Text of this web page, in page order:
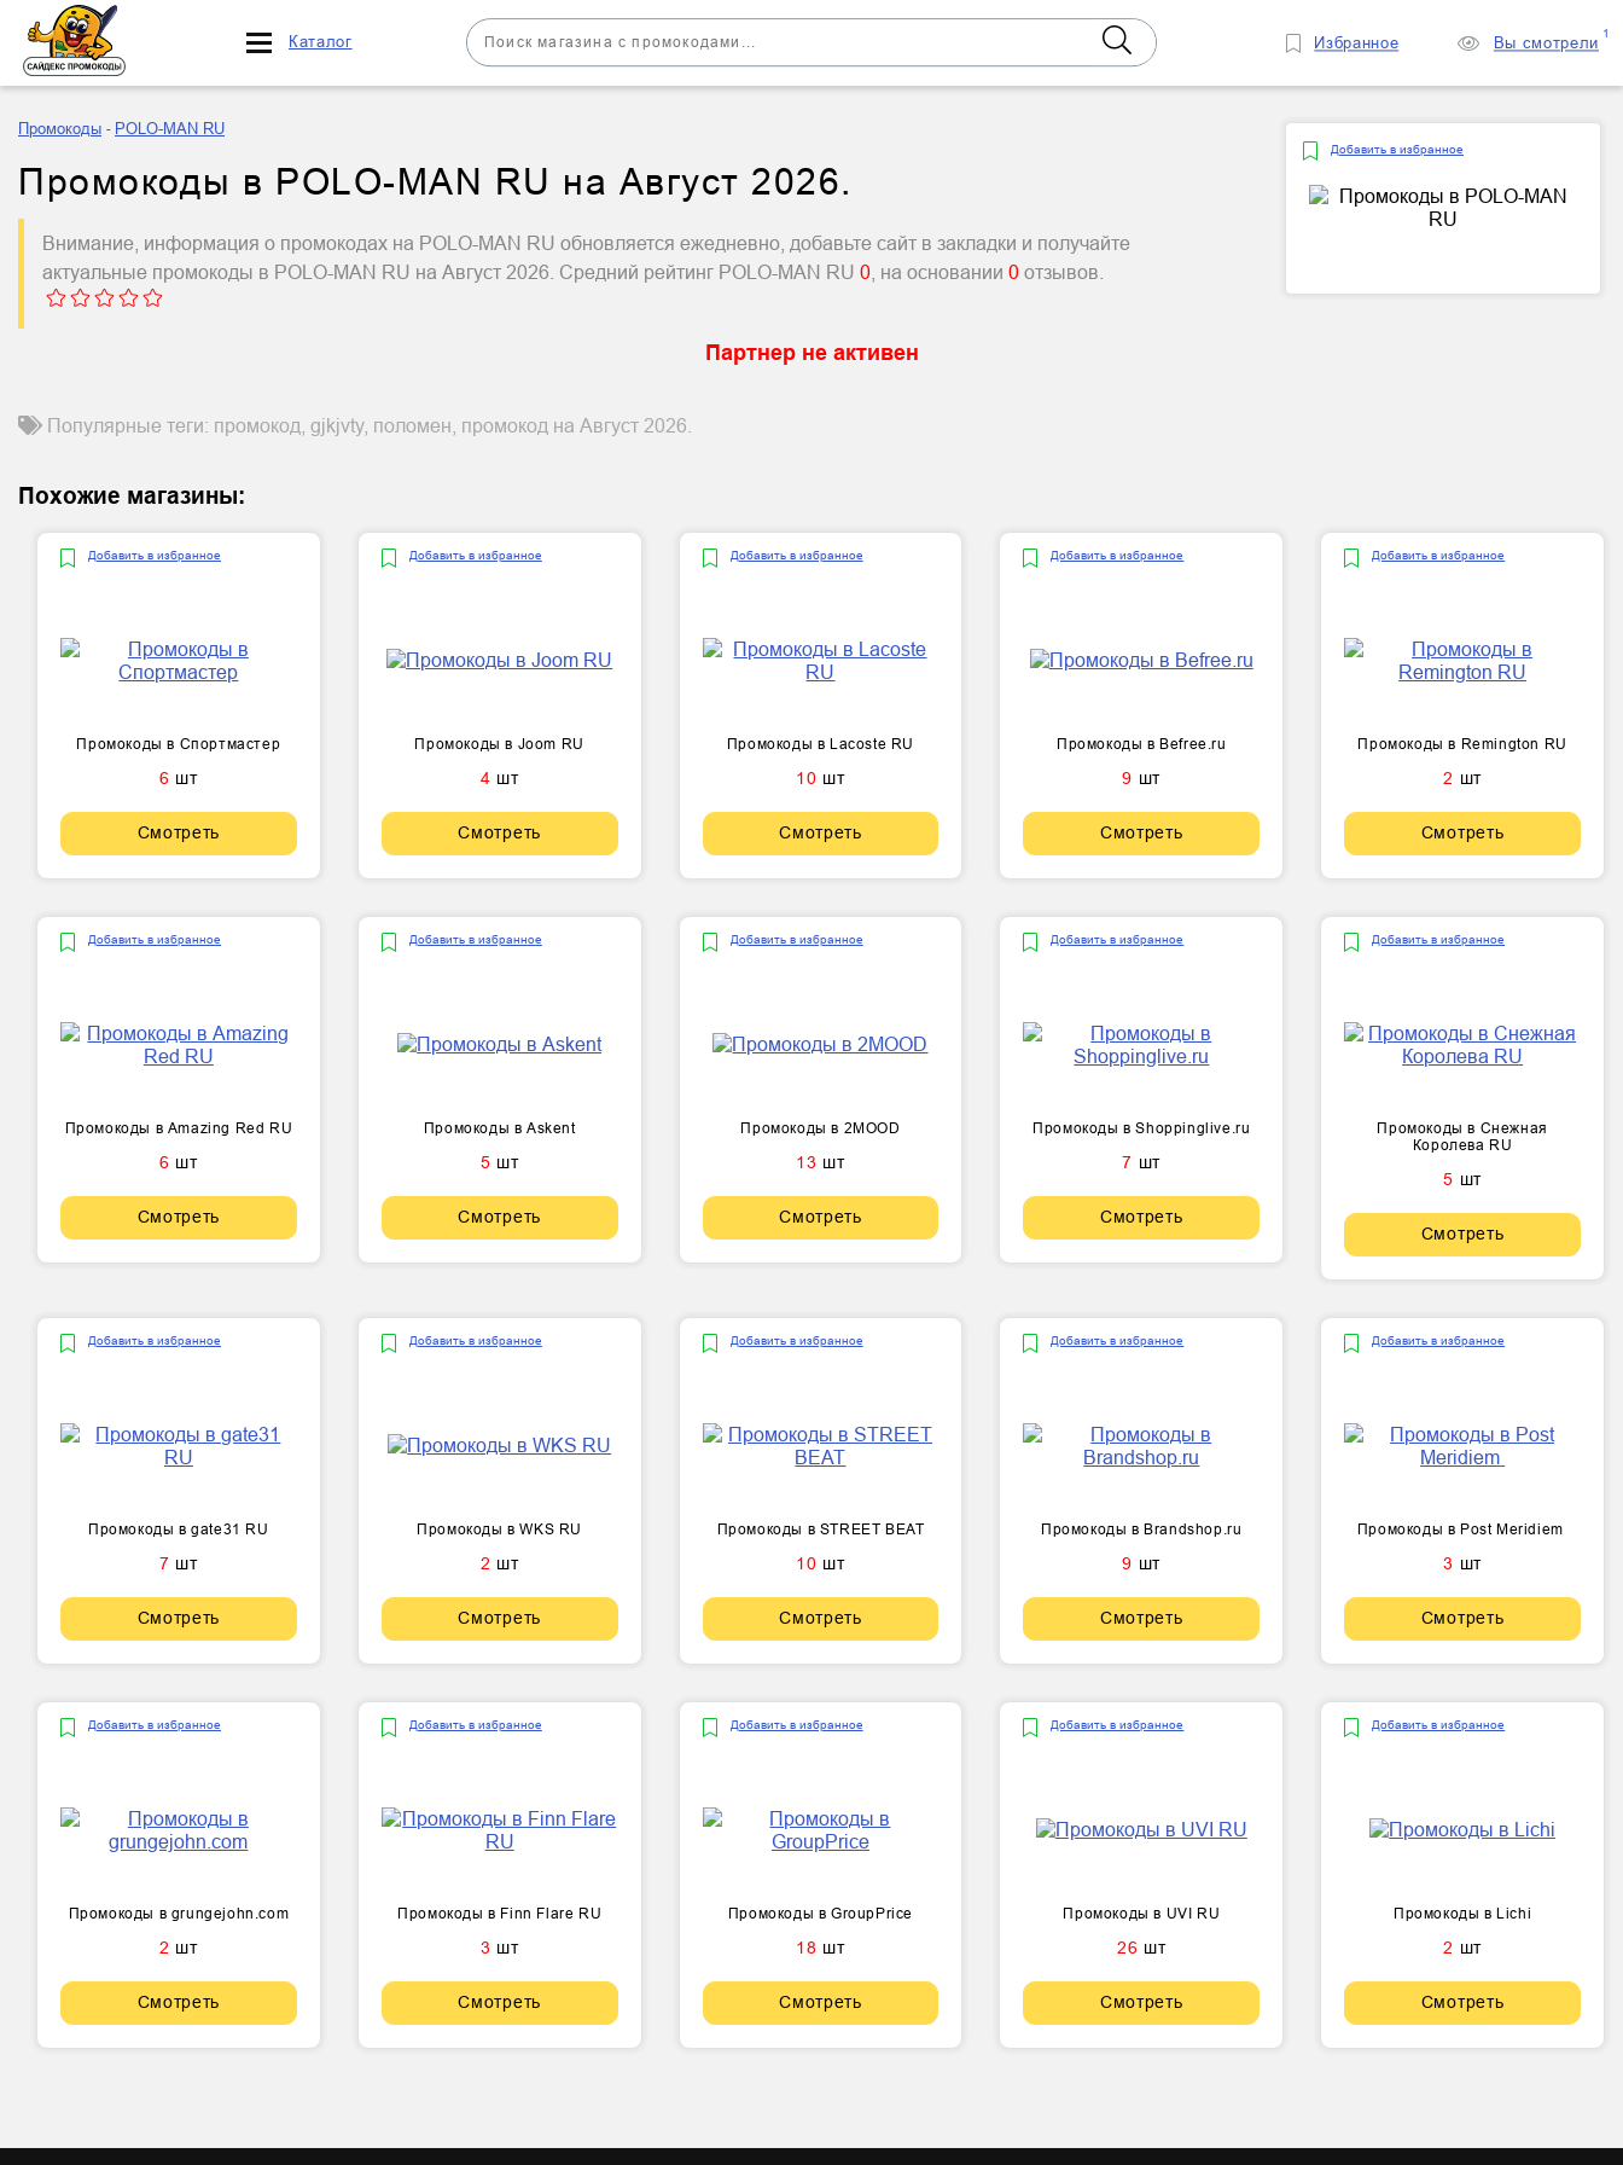
Промокоды POLO-MAN RU
Промокоды в POLO-MAN RU на Август 2026.
Внимание, информация о промокодах на POLO-MAN RU обновляется ежедневно, добавьте сайт в закладки и получайте
актуальные промокоды в POLO-MAN RU на Август 2026. Средний рейтинг POLO-MAN RU 0 , на основании 0 отзывов.
Добавить в избранное
Партнер не активен
Популярные теги: промокод, gjkjvty, поломен, промокод на Август 2026.
Похожие магазины:
Добавить в избранное
Промокоды в Спортмастер
6 шт
Смотреть
Добавить в избранное
Промокоды в Joom RU
4 шт
Смотреть
Добавить в избранное
Промокоды в Lacoste RU
10 шт
Смотреть
Добавить в избранное
Промокоды в Befree.ru
9 шт
Смотреть
Добавить в избранное
Промокоды в Remington RU
2 шт
Смотреть
Добавить в избранное
Промокоды в Amazing Red RU
6 шт
Смотреть
Добавить в избранное
Промокоды в Askent
5 шт
Смотреть
Добавить в избранное
Промокоды в 2MOOD
13 шт
Смотреть
Добавить в избранное
Промокоды в Shoppinglive.ru
7 шт
Смотреть
Добавить в избранное
Промокоды в Снежная
Королева RU
5 шт
Смотреть
Добавить в избранное
Промокоды в gate31 RU
7 шт
Смотреть
Добавить в избранное
Промокоды в WKS RU
2 шт
Смотреть
Добавить в избранное
Промокоды в STREET BEAT
10 шт
Смотреть
Добавить в избранное
Промокоды в Brandshop.ru
9 шт
Смотреть
Добавить в избранное
Промокоды в Post Meridiem ​​​​​​​
3 шт
Смотреть
Добавить в избранное
Промокоды в grungejohn.com
2 шт
Смотреть
Добавить в избранное
Промокоды в Finn Flare RU
3 шт
Смотреть
Добавить в избранное
Промокоды в GroupPrice
18 шт
Смотреть
Добавить в избранное
Промокоды в UVI RU
26 шт
Смотреть
Добавить в избранное
Промокоды в Lichi
2 шт
Смотреть
Каталог Избранное Вы смотрели
1